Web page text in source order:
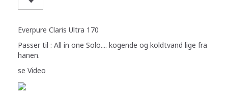
Everpure Claris Ultra 170
Passer til : All in one Solo.... kogende og koldtvand lige fra
hanen.
se Video